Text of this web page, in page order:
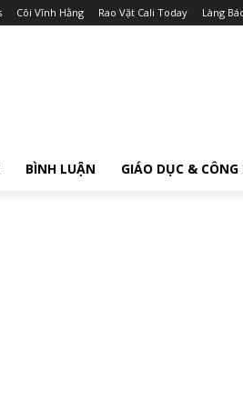
Cõi Vĩnh Hằng Rao Vặt Cali Today Làng
BÌNH LUẬN GIÁO DỤC & CÔNG